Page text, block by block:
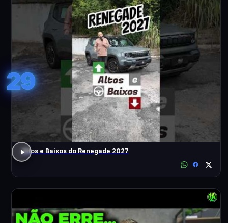
29
Altos e Baixos do Renegade 2027